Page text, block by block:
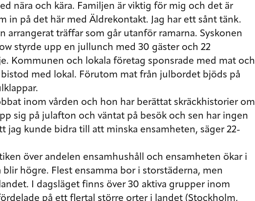
nära och kära. Familjen är viktig för mig och det är
in på det här med Äldrekontakt. Jag har ett sånt tänk.
arrangerat träffar som går utanför ramarna. Syskonen
styrde upp en jullunch med 30 gäster och 22
Kommunen och lokala företag sponsrade med mat och
med lokal. Förutom mat från julbordet bjöds på
inom vården och hon har berättat skräckhistorier om
sig på julafton och väntat på besök och sen har ingen
jag kunde bidra till att minska ensamheten, säger 22-
över andelen ensamhushåll och ensamheten ökar i
högre. Flest ensamma bor i storstäderna, men
I dagsläget finns över 30 aktiva grupper inom
på ett flertal större orter i landet (Stockholm,